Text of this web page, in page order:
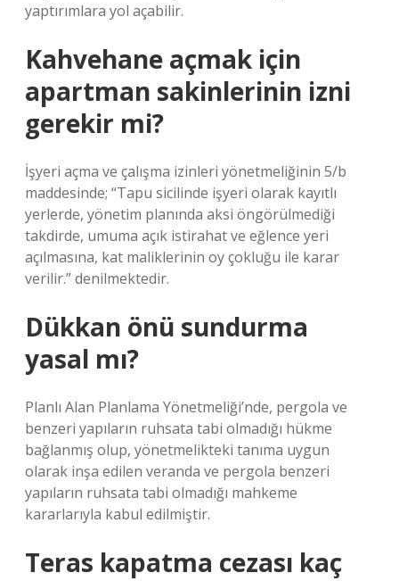
yaptırımlara yol açabilir.
Kahvehane açmak için
apartman sakinlerinin izni
gerekir mi?
İşyeri açma ve çalışma izinleri yönetmeliğinin 5/b
maddesinde; “Tapu sicilinde işyeri olarak kayıtlı
yerlerde, yönetim planında aksi öngörülmediği
takdirde, umuma açık istirahat ve eğlence yeri
açılmasına, kat maliklerinin oy çokluğu ile karar
verilir.” denilmektedir.
Dükkan önü sundurma
yasal mı?
Planlı Alan Planlama Yönetmeliği’nde, pergola ve
benzeri yapıların ruhsata tabi olmadığı hükme
bağlanmış olup, yönetmelikteki tanıma uygun
olarak inşa edilen veranda ve pergola benzeri
yapıların ruhsata tabi olmadığı mahkeme
kararlarıyla kabul edilmiştir.
Teras kapatma cezası kaç